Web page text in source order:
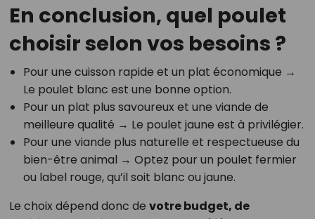
En conclusion, quel poulet
choisir selon vos besoins ?
Pour une cuisson rapide et un plat économique →
Le poulet blanc est une bonne option.
Pour un plat plus savoureux et une viande de
meilleure qualité → Le poulet jaune est à privilégier.
Pour une viande plus naturelle et respectueuse du
bien-être animal → Optez pour un poulet fermier
ou label rouge, qu’il soit blanc ou jaune.
Le choix dépend donc de votre budget, de